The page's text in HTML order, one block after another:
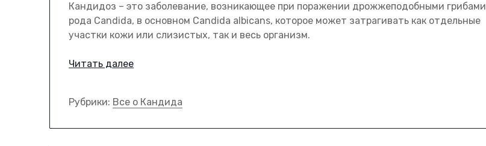
Кандидоз – это заболевание, возникающее при поражении дрожжеподобными грибами
рода Candida, в основном Candida albicans, которое может затрагивать как отдельные
участки кожи или слизистых, так и весь организм.
Читать далее
Рубрики: Все о Кандида